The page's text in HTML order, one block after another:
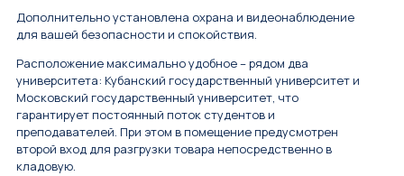
Дополнительно установлена охрана и видеонаблюдение
для вашей безопасности и спокойствия.
Расположение максимально удобное – рядом два
университета: Кубанский государственный университет и
Московский государственный университет, что
гарантирует постоянный поток студентов и
преподавателей. При этом в помещение предусмотрен
второй вход для разгрузки товара непосредственно в
кладовую.